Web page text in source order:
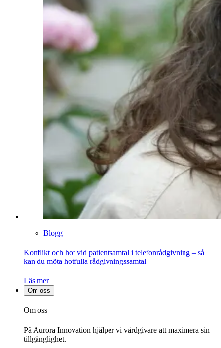
Blogg
Konflikt och hot vid patientsamtal i telefonrådgivning – så
kan du möta hotfulla rådgivningssamtal
Läs mer
Om oss
Om oss
På Aurora Innovation hjälper vi vårdgivare att maximera sin
tillgänglighet.